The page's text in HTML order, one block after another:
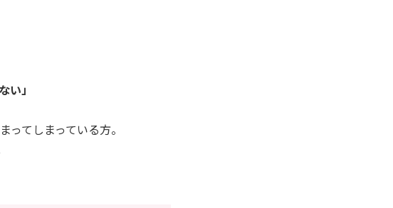
い」
てしまっている方。